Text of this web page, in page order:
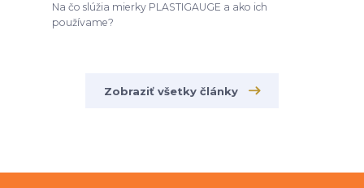
Na čo slúžia mierky PLASTIGAUGE a ako ich
používame?
Zobraziť všetky články